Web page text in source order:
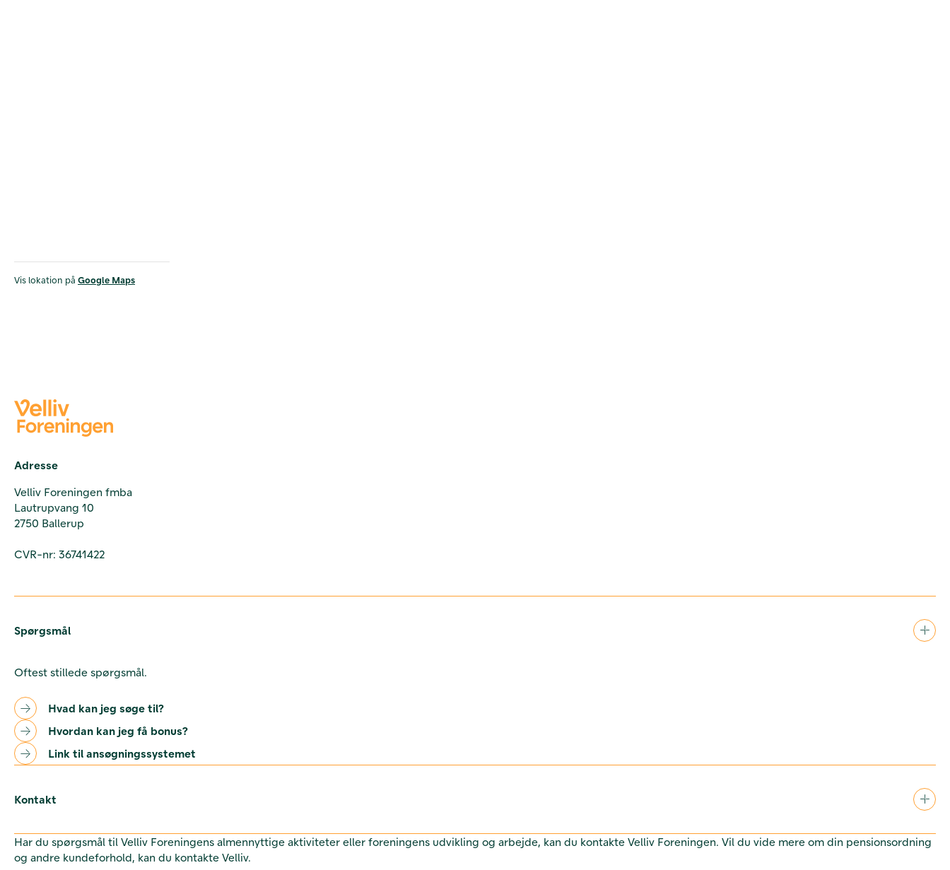
Vis lokation på Google Maps
Adresse
Velliv Foreningen fmba
Lautrupvang 10
2750 Ballerup
CVR-nr: 36741422
Spørgsmål
Oftest stillede spørgsmål.
Hvad kan jeg søge til?
Hvordan kan jeg få bonus?
Link til ansøgningssystemet
Kontakt
Har du spørgsmål til Velliv Foreningens almennyttige aktiviteter eller foreningens udvikling og arbejde, kan du kontakte Velliv Foreningen. Vil du vide mere om din pensionsordning
og andre kundeforhold, kan du kontakte Velliv.